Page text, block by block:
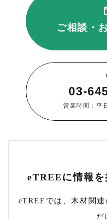
ご相談・
03-
営業時間：
eTREEに情報を
eTREEでは、木材関
だ